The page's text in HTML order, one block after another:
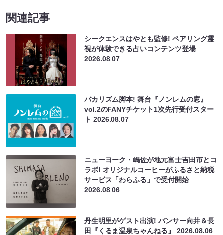
関連記事
シークエンスはやとも監修! ペアリング霊
視が体験できる占いコンテンツ登場
2026.08.07
バカリズム脚本! 舞台『ノンレムの窓』
vol.2のFANYチケット1次先行受付スター
ト2026.08.07
ニューヨーク・嶋佐が地元富士吉田市とコ
ラボ! オリジナルコーヒーがふるさと納税
サービス「わらふる」で受付開始
2026.08.06
丹生明里がゲスト出演! パンサー向井＆長
田『くるま温泉ちゃんねる』2026.08.06